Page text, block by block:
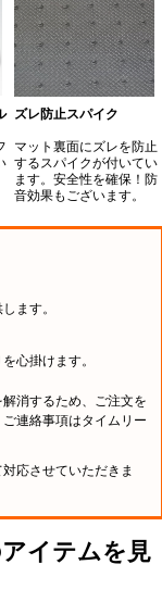
ズレ防止スパイク
マット裏面にズレを防止
するスパイクが付いてい
ます。安全性を確保！防
音効果もございます。
ます。
心掛けます。
消するため、ご注文を
連絡事項はタイムリー
応させていただきま
イテムを見